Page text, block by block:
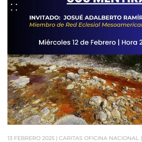
13 FEBRERO 2025 | CARITAS OFICINA NACIONAL |